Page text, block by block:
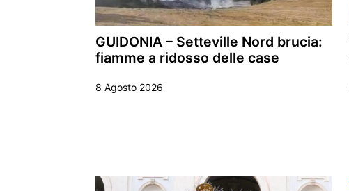
GUIDONIA – Setteville Nord brucia:
fiamme a ridosso delle case
8 Agosto 2026